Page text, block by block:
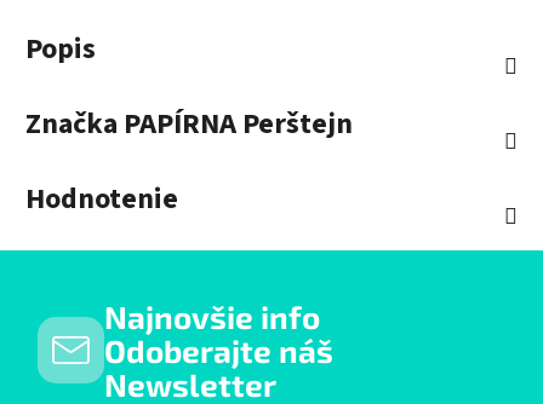
Popis
Značka PAPÍRNA Perštejn
Hodnotenie
Najnovšie info
Odoberajte náš
Newsletter